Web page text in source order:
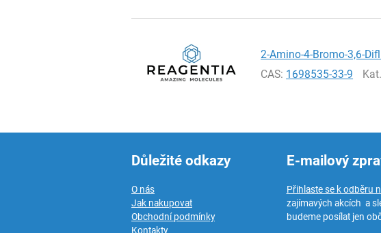
2-Amino-4-Bromo-3,6-
CAS: 1698535-33-9
Důležité odkazy
O nás
Jak nakupovat
Obchodní podmínky
Kontakty
E-mailový
Přihlaste se k odběru
zajímavých akcích a
budeme posílat jen